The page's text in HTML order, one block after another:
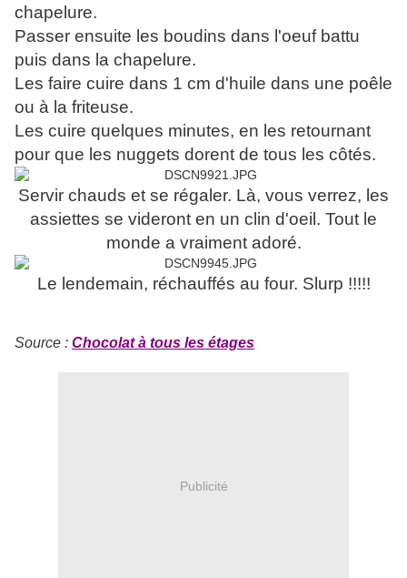
chapelure.
Passer ensuite les boudins dans l'oeuf battu
puis dans la chapelure.
Les faire cuire dans 1 cm d'huile dans une poêle
ou à la friteuse.
Les cuire quelques minutes, en les retournant
pour que les nuggets dorent de tous les côtés.
Servir chauds et se régaler. Là, vous verrez, les
assiettes se videront en un clin d'oeil. Tout le
monde a vraiment adoré.
Le lendemain, réchauffés au four. Slurp !!!!!
Source : Chocolat à tous les étages
Publicité